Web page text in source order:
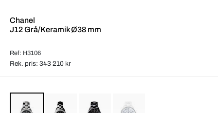
Chanel
J12 Grå/Keramik Ø38 mm
Ref: H3106
Rek. pris: 343 210 kr